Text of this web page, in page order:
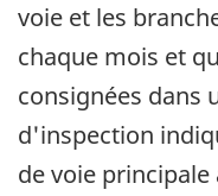
voie et les
chaque mois et
consignées dans
d'inspection
de voie